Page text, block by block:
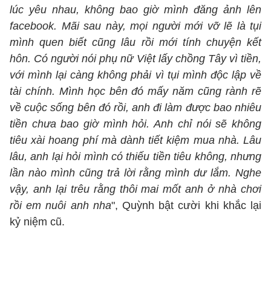
lúc yêu nhau, không bao giờ mình đăng ảnh lên
facebook. Mãi sau này, mọi người mới vỡ lẽ là tụi
mình quen biết cũng lâu rồi mới tính chuyện kết
hôn. Có người nói phụ nữ Việt lấy chồng Tây vì tiền,
với mình lại càng không phải vì tụi mình độc lập về
tài chính. Mình học bên đó mấy năm cũng rành rẽ
về cuộc sống bên đó rồi, anh đi làm được bao nhiêu
tiền chưa bao giờ mình hỏi. Anh chỉ nói sẽ không
tiêu xài hoang phí mà dành tiết kiệm mua nhà. Lâu
lâu, anh lại hỏi mình có thiếu tiền tiêu không, nhưng
lần nào mình cũng trả lời rằng mình dư lắm. Nghe
vậy, anh lại trêu rằng thôi mai mốt anh ở nhà chơi
rồi em nuôi anh nha", Quỳnh bật cười khi khắc lại
kỷ niệm cũ.